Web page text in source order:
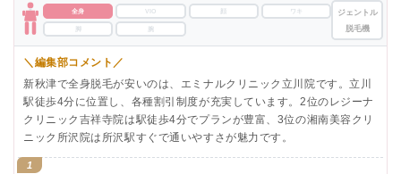
全身 VIO ワキ
脚
ジェントル
脱毛機
＼編集部コメント／
新秋津で全身脱毛が安いのは、エミナルクリニック立川院です。立川
駅徒歩4分に位置し、各種割引制度が充実しています。2位のレジーナ
クリニック吉祥寺院は駅徒歩4分でプランが豊富、3位の湘南美容クリ
ニック所沢院は所沢駅すぐで通いやすさが魅力です。
1